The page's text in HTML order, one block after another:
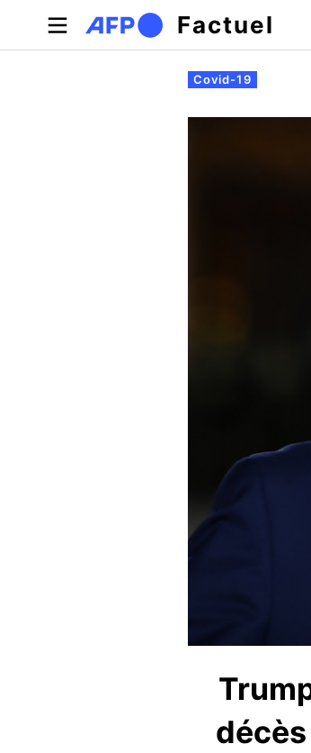
Aller au contenu principal
Factuel
Onglets principaux
Covid-19